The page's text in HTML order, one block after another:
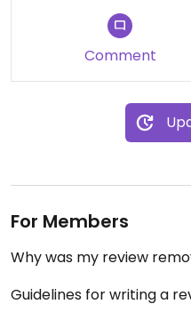
Comment
For Members
Why was my review
Guidelines for writing a